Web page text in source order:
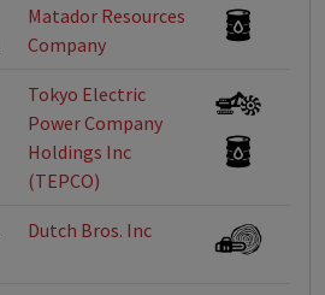
Matador Resources
Company
Tokyo Electric
Power Company
Holdings Inc
(TEPCO)
Dutch Bros. Inc